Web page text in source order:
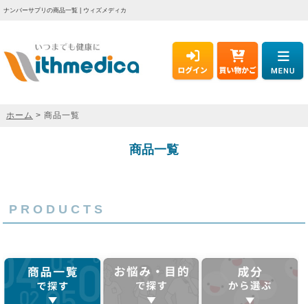
ナンバーサプリの商品一覧 | ウィズメディカ
ホーム > 商品一覧
商品一覧
PRODUCTS